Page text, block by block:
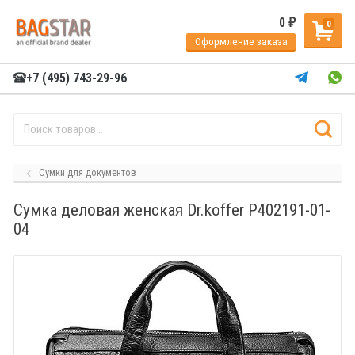
0
0₽
Оформление заказа
+7 (495) 743-29-96
Сумки для документов
Сумка деловая женская Dr.koffer P402191-01-
04